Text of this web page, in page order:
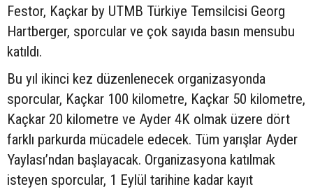
Festor, Kaçkar by UTMB Türkiye Temsilcisi Georg
Hartberger, sporcular ve çok sayıda basın mensubu
katıldı.
Bu yıl ikinci kez düzenlenecek organizasyonda
sporcular, Kaçkar 100 kilometre, Kaçkar 50 kilometre,
Kaçkar 20 kilometre ve Ayder 4K olmak üzere dört
farklı parkurda mücadele edecek. Tüm yarışlar Ayder
Yaylası’ndan başlayacak. Organizasyona katılmak
isteyen sporcular, 1 Eylül tarihine kadar kayıt